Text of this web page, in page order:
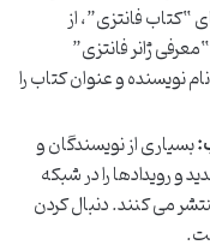
“کتاب فانتزی”، از
ژانر فانتزی”
نویسنده و عنوان کتاب را
بسیاری از نویسندگان و
و رویدادها را در شبکه
می کنند. دنبال کردن